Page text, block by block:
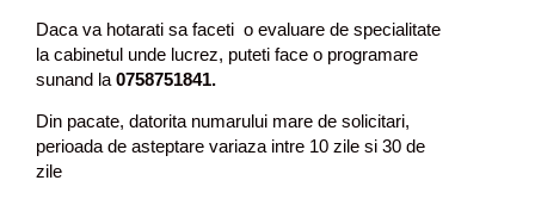
Daca va hotarati sa faceti o evaluare de specialitate
la cabinetul unde lucrez, puteti face o programare
sunand la 0758751841.
Din pacate, datorita numarului mare de solicitari,
perioada de asteptare variaza intre 10 zile si 30 de
zile